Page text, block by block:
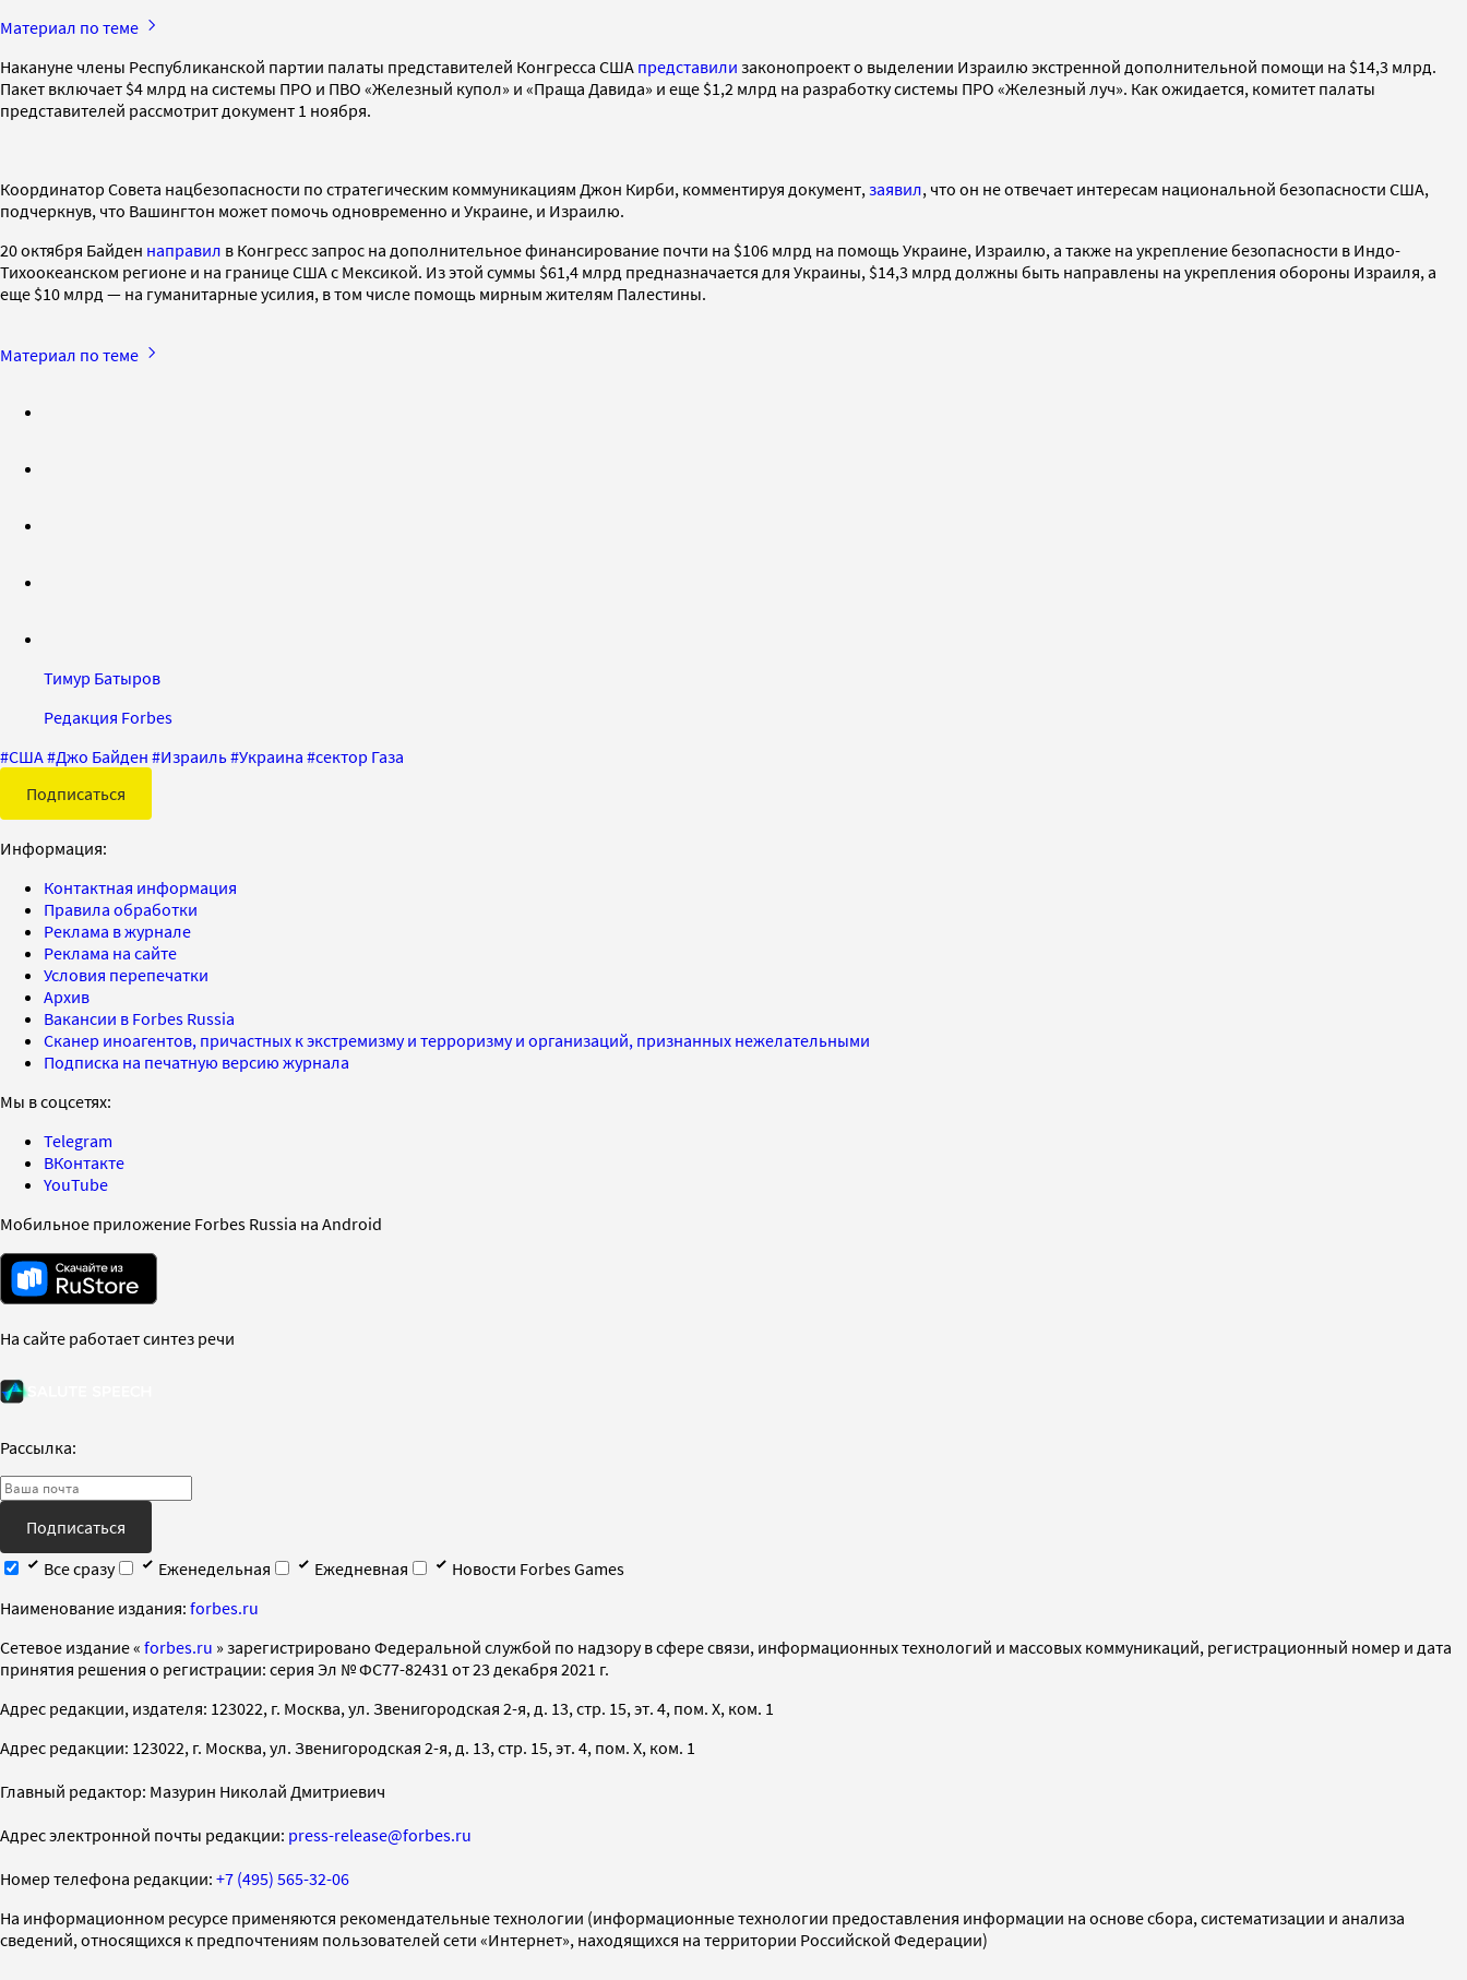
Материал по теме
Накануне члены Республиканской партии палаты представителей Конгресса США представили законопроект о выделении Израилю экстренной дополнительной помощи на $14,3 млрд.
Пакет включает $4 млрд на системы ПРО и ПВО «Железный купол» и «Праща Давида» и еще $1,2 млрд на разработку системы ПРО «Железный луч». Как ожидается, комитет палаты
представителей рассмотрит документ 1 ноября.
Координатор Совета нацбезопасности по стратегическим коммуникациям Джон Кирби, комментируя документ, заявил, что он не отвечает интересам национальной безопасности США,
подчеркнув, что Вашингтон может помочь одновременно и Украине, и Израилю.
20 октября Байден направил в Конгресс запрос на дополнительное финансирование почти на $106 млрд на помощь Украине, Израилю, а также на укрепление безопасности в Индо-
Тихоокеанском регионе и на границе США с Мексикой. Из этой суммы $61,4 млрд предназначается для Украины, $14,3 млрд должны быть направлены на укрепления обороны Израиля, а
еще $10 млрд — на гуманитарные усилия, в том числе помощь мирным жителям Палестины.
Материал по теме
Тимур Батыров
Редакция Forbes
#США#Джо Байден #Израиль#Украина #сектор Газа
Подписаться
Информация:
Контактная информация
Правила обработки
Реклама в журнале
Реклама на сайте
Условия перепечатки
Архив
Вакансии в Forbes Russia
Сканер иноагентов, причастных к экстремизму и терроризму и организаций, признанных нежелательными
Подписка на печатную версию журнала
Мы в соцсетях:
Telegram
ВКонтакте
YouTube
Мобильное приложение Forbes Russia на Android
На сайте работает синтез речи
Рассылка:
Подписаться
Все сразу
Еженедельная Ежедневная
Новости Forbes Games
Наименование издания: forbes.ru
Cетевое издание « forbes.ru » зарегистрировано Федеральной службой по надзору в сфере связи, информационных технологий и массовых коммуникаций, регистрационный номер и дата
принятия решения о регистрации: серия Эл № ФС77-82431 от 23 декабря 2021 г.
Адрес редакции, издателя: 123022, г. Москва, ул. Звенигородская 2-я, д. 13, стр. 15, эт. 4, пом. X, ком. 1
Адрес редакции: 123022, г. Москва, ул. Звенигородская 2-я, д. 13, стр. 15, эт. 4, пом. X, ком. 1
Главный редактор: Мазурин Николай Дмитриевич
Адрес электронной почты редакции: press-release@forbes.ru
Номер телефона редакции: +7 (495) 565-32-06
На информационном ресурсе применяются рекомендательные технологии (информационные технологии предоставления информации на основе сбора, систематизации и анализа
сведений, относящихся к предпочтениям пользователей сети «Интернет», находящихся на территории Российской Федерации)